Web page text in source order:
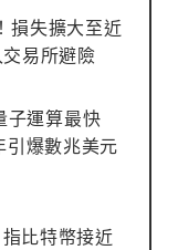
損失擴大至近
易所避險
子運算最快
爆數兆美元
比特幣接近